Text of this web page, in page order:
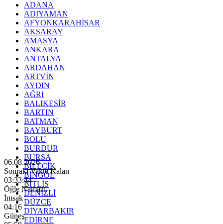
ADANA
ADIYAMAN
AFYONKARAHİSAR
AKSARAY
AMASYA
ANKARA
ANTALYA
ARDAHAN
ARTVİN
AYDIN
AĞRI
BALIKESİR
BARTIN
BATMAN
BAYBURT
BOLU
BURDUR
BURSA
BİLECİK
BİNGÖL
BİTLİS
DENİZLİ
DÜZCE
DİYARBAKIR
EDİRNE
06.08.2026
Sonraki Vakte Kalan
03:33:42
Öğle Namazı
İmsak
04:16
Güneş